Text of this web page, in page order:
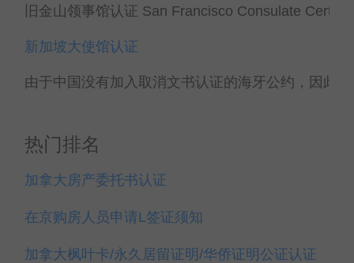
旧金山领事馆认证 San Francisco Consulate Certif...
新加坡大使馆认证
由于中国没有加入取消文书认证的海牙公约，因此
热门排名
加拿大房产委托书认证
在京购房人员申请L签证须知
加拿大枫叶卡/永久居留证明/华侨证明公证认证